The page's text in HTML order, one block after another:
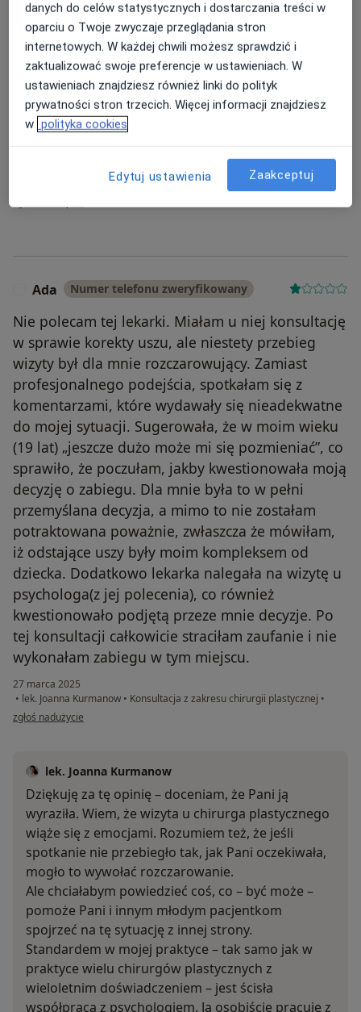
Izabela Numer telefonu zweryfikowany
Jestem bardzo zadowolona z wizyty
Badanie USG bardzo szczegółowe ,wszystko
dokładnie wytłumaczone
Plusem dodatkowym była spokojna przyjemna
Piotr Korman• konsultacja radiologiczna•
Ada Numer telefonu zweryfikowany
Nie polecam tej lekarki. Miałam u niej konsultację
w sprawie korekty uszu, ale niestety przebieg
wizyty był dla mnie rozczarowujący. Zamiast
profesjonalnego podejścia, spotkałam się z
komentarzami, które wydawały się nieadekwatne
do mojej sytuacji. Sugerowała, że w moim wieku
(19 lat) „jeszcze dużo może mi się pozmieniać”, co
sprawiło, że poczułam, jakby kwestionowała moją
decyzję o zabiegu. Dla mnie była to w pełni
przemyślana decyzja, a mimo to nie zostałam
potraktowana poważnie, zwłaszcza że mówiłam,
iż odstające uszy były moim kompleksem od
dziecka. Dodatkowo lekarka nalegała na wizytę u
psychologa(z jej polecenia), co również
kwestionowało podjętą przeze mnie decyzje. Po
tej konsultacji całkowicie straciłam zaufanie i nie
wykonałam zabiegu w tym miejscu.
27 marca 2025
• lek. Joanna Kurmanow • Konsultacja z zakresu chirurgii plastycznej •
w opinii użytkownika Ada
zgłoś nadużycie
lek. Joanna Kurmanow
Dziękuję za tę opinię – doceniam, że Pani ją
wyraziła. Wiem, że wizyta u chirurga plastycznego
wiąże się z emocjami. Rozumiem też, że jeśli
spotkanie nie przebiegło tak, jak Pani oczekiwała,
mogło to wywołać rozczarowanie.
Ale chciałabym powiedzieć coś, co – być może –
pomoże Pani i innym młodym pacjentkom
spojrzeć na tę sytuację z innej strony.
Standardem w mojej praktyce – tak samo jak w
praktyce wielu chirurgów plastycznych z
wieloletnim doświadczeniem – jest ścisła
współpraca z psychologiem. Ja osobiście pracuję z
danych do celów statystycznych i dostarczania treści w
oparciu o Twoje zwyczaje przeglądania stron
internetowych. W każdej chwili możesz sprawdzić i
zaktualizować swoje preferencje w ustawieniach. W
ustawieniach znajdziesz również linki do polityk
prywatności stron trzecich. Więcej informacji znajdziesz
w polityka cookies
Edytuj ustawienia Zaakceptuj